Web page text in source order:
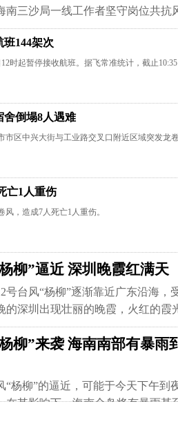
南三沙局一线工作者坚守岗位共抗
144架次
时起暂停接收航班。据飞常准统计，截止
舍倒塌8人遇难
市区中兴大街与工业路交叉口附近区域突发龙
亡1人重伤
，造成7人死亡1人重伤。
柳”逼近 深圳晚霞红满天
号台风“杨柳”逐渐靠近广东沿海，
的深圳出现壮丽的晚霞，火红的霞
柳”来袭 海南南部有暴雨
“杨柳”的逼近，可能于今天下午到
在其影响下，海南全岛将有暴雨甚